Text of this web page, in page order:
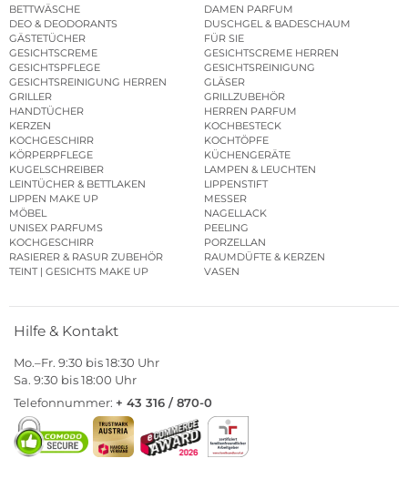
BETTWÄSCHE
DAMEN PARFUM
DEO & DEODORANTS
DUSCHGEL & BADESCHAUM
GÄSTETÜCHER
FÜR SIE
GESICHTSCREME
GESICHTSCREME HERREN
GESICHTSPFLEGE
GESICHTSREINIGUNG
GESICHTSREINIGUNG HERREN
GLÄSER
GRILLER
GRILLZUBEHÖR
HANDTÜCHER
HERREN PARFUM
KERZEN
KOCHBESTECK
KOCHGESCHIRR
KOCHTÖPFE
KÖRPERPFLEGE
KÜCHENGERÄTE
KUGELSCHREIBER
LAMPEN & LEUCHTEN
LEINTÜCHER & BETTLAKEN
LIPPENSTIFT
LIPPEN MAKE UP
MESSER
MÖBEL
NAGELLACK
UNISEX PARFUMS
PEELING
KOCHGESCHIRR
PORZELLAN
RASIERER & RASUR ZUBEHÖR
RAUMDÜFTE & KERZEN
TEINT | GESICHTS MAKE UP
VASEN
Hilfe & Kontakt
Mo.–Fr. 9:30 bis 18:30 Uhr
Sa. 9:30 bis 18:00 Uhr
Telefonnummer: + 43 316 / 870-0